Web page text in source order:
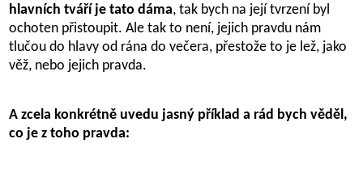
hlavních tváří je tato dáma, tak bych na její tvrzení byl
ochoten přistoupit. Ale tak to není, jejich pravdu nám
tlučou do hlavy od rána do večera, přestože to je lež, jako
věž, nebo jejich pravda.
A zcela konkrétně uvedu jasný příklad a rád bych věděl,
co je z toho pravda: